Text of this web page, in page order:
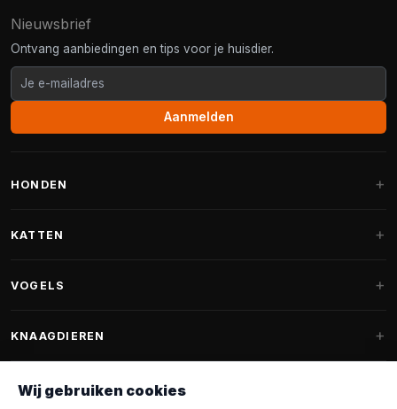
Nieuwsbrief
Ontvang aanbiedingen en tips voor je huisdier.
Aanmelden
HONDEN
Fantail hondenmanden
Hondenspeelgoed
KATTEN
Krabpalen voor Maine Coon
VOGELS
Vogelvoer binnenvogels
Voederhuisjes
KNAAGDIEREN
Wij gebruiken cookies